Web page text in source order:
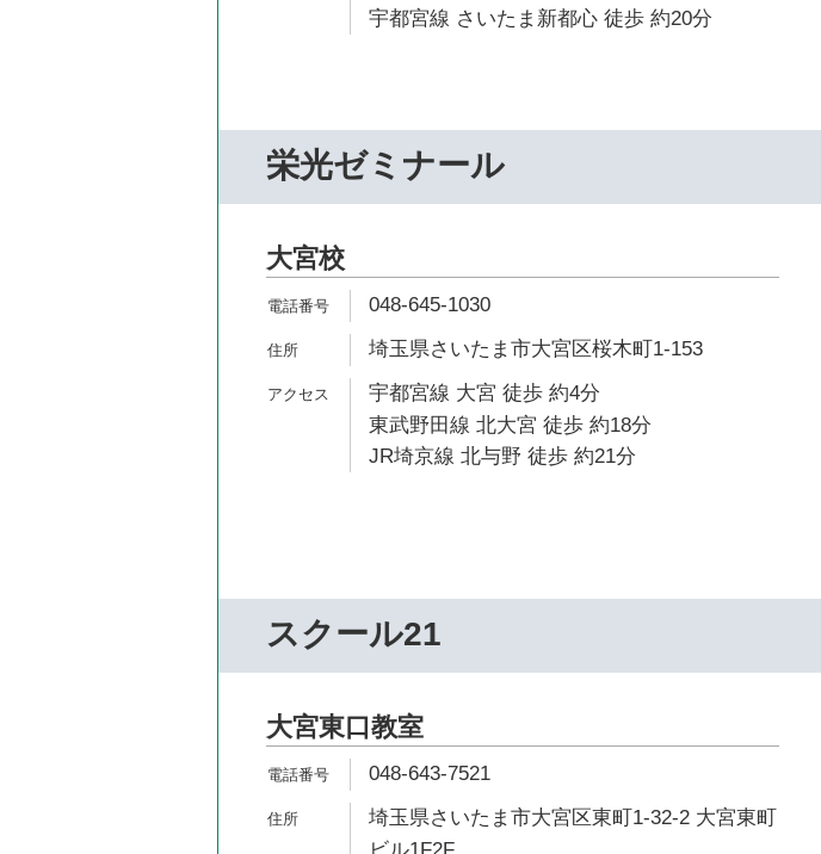
宇都宮線 さいたま新都心 徒歩 約20分
栄光ゼミナール
大宮校
048-645-1030
埼玉県さいたま市大宮区桜木町1-153
宇都宮線 大宮 徒歩 約4分
東武野田線 北大宮 徒歩 約18分
JR埼京線 北与野 徒歩 約21分
スクール21
大宮東口教室
048-643-7521
埼玉県さいたま市大宮区東町1-32-2 大宮東町